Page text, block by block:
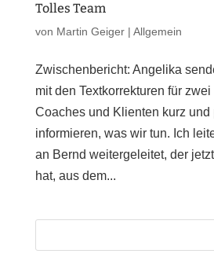
Tolles Team
von Martin Geiger| Allgemein
Zwischenbericht: Angelika
mit den Textkorrekturen für
Coaches und Klienten kurz und
informieren, was wir tun. Ich
an Bernd weitergeleitet, der
hat, aus dem...